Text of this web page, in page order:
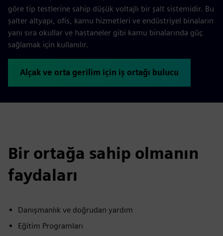
göre tip testlerine sahip düşük voltajlı bir şalt sistemidir. Bu
şalter altyapı, ofis, kamu hizmetleri ve endüstriyel binaların
yanı sıra okullar ve hastaneler gibi kamu binalarında güç
sağlamak için kullanılır.
Alçak ve orta gerilim için iş ortağı bulucu
Bir ortağa sahip olmanın
faydaları
Danışmanlık ve doğrudan yardım
Eğitim Programları